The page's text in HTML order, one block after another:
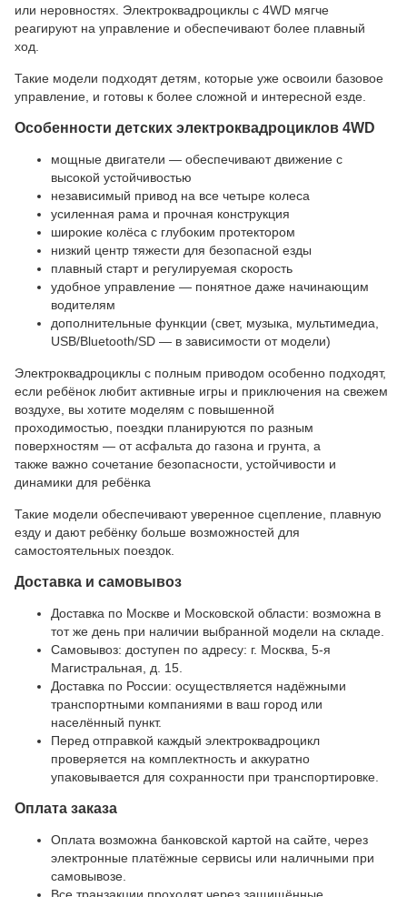
или неровностях. Электроквадроциклы с 4WD мягче
реагируют на управление и обеспечивают более плавный
ход.
Такие модели подходят детям, которые уже освоили базовое
управление, и готовы к более сложной и интересной езде.
Особенности детских электроквадроциклов 4WD
мощные двигатели — обеспечивают движение с
высокой устойчивостью
независимый привод на все четыре колеса
усиленная рама и прочная конструкция
широкие колёса с глубоким протектором
низкий центр тяжести для безопасной езды
плавный старт и регулируемая скорость
удобное управление — понятное даже начинающим
водителям
дополнительные функции (свет, музыка, мультимедиа,
USB/Bluetooth/SD — в зависимости от модели)
Электроквадроциклы с полным приводом особенно подходят,
если ребёнок любит активные игры и приключения на свежем
воздухе, вы хотите моделям с повышенной
проходимостью, поездки планируются по разным
поверхностям — от асфальта до газона и грунта, а
также важно сочетание безопасности, устойчивости и
динамики для ребёнка
Такие модели обеспечивают уверенное сцепление, плавную
езду и дают ребёнку больше возможностей для
самостоятельных поездок.
Доставка и самовывоз
Доставка по Москве и Московской области: возможна в
тот же день при наличии выбранной модели на складе.
Самовывоз: доступен по адресу: г. Москва, 5-я
Магистральная, д. 15.
Доставка по России: осуществляется надёжными
транспортными компаниями в ваш город или
населённый пункт.
Перед отправкой каждый электроквадроцикл
проверяется на комплектность и аккуратно
упаковывается для сохранности при транспортировке.
Оплата заказа
Оплата возможна банковской картой на сайте, через
электронные платёжные сервисы или наличными при
самовывозе.
Все транзакции проходят через защищённые